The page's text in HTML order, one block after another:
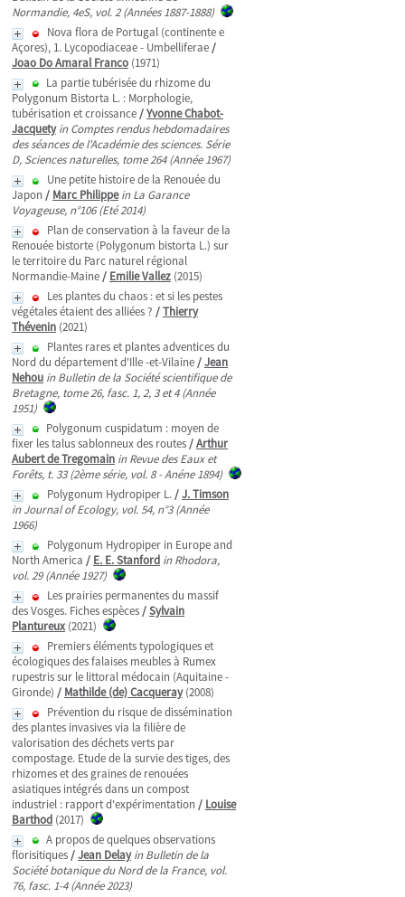
Normandie, 4eS, vol. 2 (Années 1887-1888)
Nova flora de Portugal (continente e
Açores), 1. Lycopodiaceae - Umbelliferae/
Joao Do Amaral Franco (1971)
La partie tubérisée du rhizome du
Polygonum Bistorta L. : Morphologie,
tubérisation et croissance/Yvonne Chabot-
Jacquety in Comptes rendus hebdomadaires
des séances de l'Académie des sciences. Série
D, Sciences naturelles, tome 264 (Année 1967)
Une petite histoire de la Renouée du
Japon / Marc Philippe in La Garance
Voyageuse, n°106 (Eté 2014)
Plan de conservation à la faveur de la
Renouée bistorte (Polygonum bistorta L.) sur
le territoire du Parc naturel régional
Normandie-Maine/ Emilie Vallez (2015)
Les plantes du chaos : et si les pestes
végétales étaient des alliées ? /Thierry
Thévenin (2021)
Plantes rares et plantes adventices du
Nord du département d'Ille -et-Vilaine/Jean
Nehou in Bulletin de la Société scientifique de
Bretagne, tome 26, fasc. 1, 2, 3 et 4 (Année
1951)
Polygonum cuspidatum : moyen de
fixer les talus sablonneux des routes/Arthur
Aubert de Tregomain in Revue des Eaux et
Forêts, t. 33 (2ème série, vol. 8 - Anéne 1894)
Polygonum Hydropiper L./J. Timson
in Journal of Ecology, vol. 54, n°3 (Année
1966)
Polygonum Hydropiper in Europe and
North America / E. E. Stanford in Rhodora,
vol. 29 (Année 1927)
Les prairies permanentes du massif
des Vosges. Fiches espèces/Sylvain
Plantureux (2021)
Premiers éléments typologiques et
écologiques des falaises meubles à Rumex
rupestris sur le littoral médocain (Aquitaine -
Gironde) / Mathilde (de) Cacqueray(2008)
Prévention du risque de dissémination
des plantes invasives via la filière de
valorisation des déchets verts par
compostage. Etude de la survie des tiges, des
rhizomes et des graines de renouées
asiatiques intégrés dans un compost
industriel : rapport d'expérimentation / Louise
Barthod (2017)
A propos de quelques observations
florisitiques/Jean Delay in Bulletin de la
Société botanique du Nord de la France, vol.
76, fasc. 1-4 (Année 2023)